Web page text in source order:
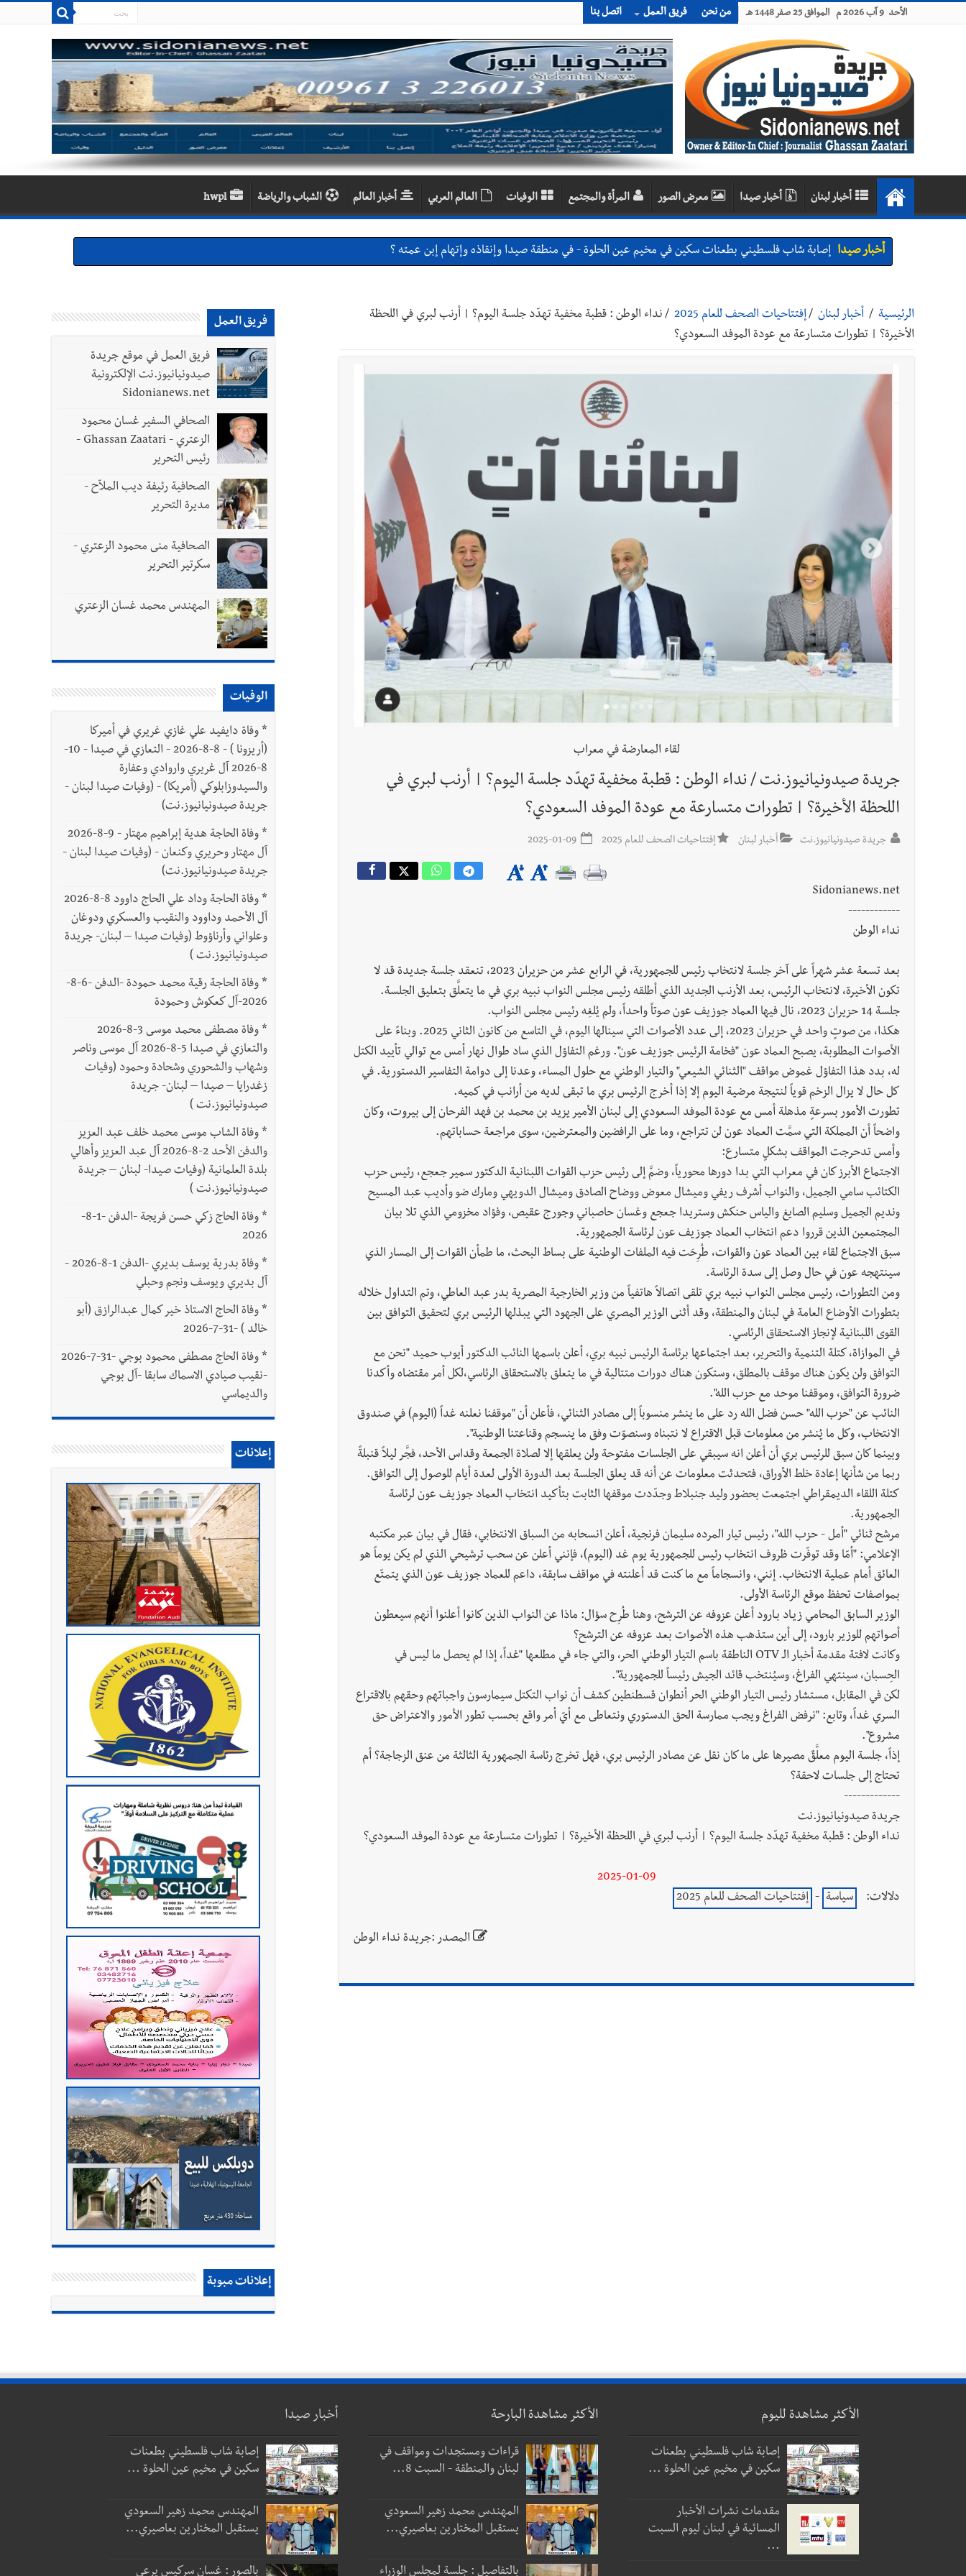
الأحد 9 آب 2026 م الموافق 25 صفر 1448 هـ من نحن فريق العمل اتصل بنا
أخبار لبنان أخبار صيدا معرض الصور المرأة والمجتمع الوفيات العالم العربي أخبار العالم الشباب والرياضة hwpl
أخبار صيدا إصابة شاب فلسطيني بطعنات سكين في مخيم عين الحلوة - في منطقة صيدا وإنقاذه وإتهام إبن عمته ؟
أخبار صيدا
المهندس محمد زهير السعودي يستقبل المختارين بعاصيري والبيلاني
أخبار لبنان مقدمات نشرات الأخبار المسائية في لبنان ليوم السبت 8-8-2026
أخبار لبنان
روابط القطاع العام : إضراب الاثنين احتجاجا على تقسيط المفعول الرجعي
خلفيات توقيف السفير الفلسطيني السابق أشرف دبور: تداخل السياسة بالقضاء ولبنان قد يسلّمه إلى السلطة
أخبار لبنان
حراك ديبلوماسي للتجديد لـ اليونيفيل .. مسؤول غربي يُحذّر من الفراغ !
الرئيسية / أخبار لبنان /إفتتاحيات الصحف للعام 2025 / نداء الوطن : قطبة مخفية تهدّد جلسة اليوم؟ | أرنب لبري في اللحظة
الأخيرة؟ | تطورات متسارعة مع عودة الموفد السعودي؟
لقاء المعارضة في معراب
جريدة صيدونيانيوز.نت / نداء الوطن : قطبة مخفية تهدّد جلسة اليوم؟ | أرنب لبري في
اللحظة الأخيرة؟ | تطورات متسارعة مع عودة الموفد السعودي؟
جريدة صيدونيانيوز.نت أخبار لبنان إفتتاحيات الصحف للعام 2025
Sidonianews.net
------------
نداء الوطن
بعد تسعة عشر شهراً على آخر جلسة لانتخاب رئيس للجمهورية، في الرابع عشر من حزيران 2023، تنعقد جلسة جديدة قد لا
تكون الأخيرة، لانتخاب الرئيس، بعد الأرنب الجديد الذي أطلقه رئيس مجلس النواب نبيه بري في ما يتعلَّق بتعليق الجلسة.
جلسة 14 حزيران 2023، نال فيها العماد جوزيف عون صوتاً واحداً، ولم يُلغِه رئيس مجلس النواب.
هكذا، من صوتٍ واحد في حزيران 2023، إلى عدد الأصوات التي سينالها اليوم، في التاسع من كانون الثاني 2025. وبناءً على
الأصوات المطلوبة، يصبح العماد عون "فخامة الرئيس جوزيف عون". ورغم التفاؤل الذي ساد طوال نهار أمس مع توالي تأييد الكتل
له، بدد هذا التفاؤل غموض مواقف "الثنائي الشيعي" والتيار الوطني مع حلول المساء، وعدنا إلى دوامة التفاسير الدستورية. في
كل حال لا يزال الزخم قوياً لنتيجة مرضية اليوم إلا إذا أخرج الرئيس بري ما تبقى لديه من أرانب في كميه.
تطورت الأمور بسرعةٍ مذهلة أمس مع عودة الموفد السعودي إلى لبنان الأمير يزيد بن محمد بن فهد الفرحان إلى بيروت، وكان
واضحاً أن المملكة التي سمَّت العماد عون لن تتراجع، وما على الرافضين والمعترضين، سوى مراجعة حساباتهم.
وأمس تدحرجت المواقف بشكلٍ متسارع:
الاجتماع الأبرز كان في معراب التي بدا دورها محورياً، وضمَّ إلى رئيس حزب القوات اللبنانية الدكتور سمير جعجع، رئيس حزب
الكتائب سامي الجميل، والنواب أشرف ريفي وميشال معوض ووضاح الصادق وميشال الدويهي ومارك ضو وأديب عبد المسيح
ونديم الجميل وسليم الصايغ والياس حنكش وستريدا جعجع وغسان حاصباني وجورج عقيص، وفؤاد مخزومي الذي تلا بيان
المجتمعين الذين قرروا دعم انتخاب العماد جوزيف عون لرئاسة الجمهورية.
سبق الاجتماع لقاء بين العماد عون والقوات، طُرِحَت فيه الملفات الوطنية على بساط البحث، ما طمأن القوات إلى المسار الذي
سينتهجه عون في حال وصل إلى سدة الرئاسة.
ومن التطورات، رئيس مجلس النواب نبيه بري تلقى اتصالاً هاتفياً من وزير الخارجية المصرية بدر عبد العاطي، وتم التداول خلاله
بتطورات الأوضاع العامة في لبنان والمنطقة، وقد أثنى الوزير المصري على الجهود التي يبذلها الرئيس بري لتحقيق التوافق بين
القوى اللبنانية لإنجاز الاستحقاق الرئاسي.
في الموازاة، كتلة التنمية والتحرير، بعد اجتماعها برئاسة الرئيس نبيه بري، أعلن باسمها النائب الدكتور أيوب حميد "نحن مع
التوافق ولن يكون هناك موقف بالمطلق، وستكون هناك دورات متتالية في ما يتعلق بالاستحقاق الرئاسي،لكل أمر مقتضاه وأكدنا
ضرورة التوافق، وموقفنا موحد مع حزب الله".
النائب عن "حزب الله" حسن فضل الله رد على ما ينشر منسوباً إلى مصادر الثنائي، فأعلن أن "موقفنا نعلنه غداً (اليوم) في صندوق
الانتخاب، وكل ما يُنشر من معلومات قبل الاقتراع لا نتبناه وسنصوّت وفق ما ينسجم وقناعتنا الوطنية".
وبينما كان سبق للرئيس بري أن أعلن انه سيبقي على الجلسات مفتوحة ولن يعلقها إلا لصلاة الجمعة وقداس الأحد، فجَّر ليلاً قنبلةً
ربما من شأنها إعادة خلط الأوراق، فتحدثت معلومات عن أنه قد يعلق الجلسة بعد الدورة الأولى لعدة أيام للوصول إلى التوافق.
كتلة اللقاء الديمقراطي اجتمعت بحضور وليد جنبلاط وجدّدت موقفها الثابت بتأكيد انتخاب العماد جوزيف عون لرئاسة
الجمهورية.
مرشح ثنائي "أمل - حزب الله"، رئيس تيار المرده سليمان فرنجية، أعلن انسحابه من السباق الانتخابي، فقال في بيان عبر مكتبه
الإعلامي: "أمّا وقد توفّرت ظروف انتخاب رئيس للجمهورية يوم غد (اليوم)، فإنني أعلن عن سحب ترشيحي الذي لم يكن يوماً هو
العائق أمام عملية الانتخاب. إنني، وانسجاماً مع ما كنت قد أعلنته في مواقف سابقة، داعم للعماد جوزيف عون الذي يتمتّع
بمواصفات تحفظ موقع الرئاسة الأولى.
الوزير السابق المحامي زيـاد بـارود أعلن عزوفه عن الترشح، وهنا طُرِح سؤال: ماذا عن النواب الذين كانوا أعلنوا أنهم سيعطون
أصواتهم للوزير بارود، إلى أين ستذهب هذه الأصوات بعد عزوفه عن الترشح؟
وكانت لافتة مقدمة أخبار الـ OTV الناطقة باسم التيار الوطني الحر، والتي جاء في مطلعها "غداً، إذا لم يحصل ما ليس في
الحِسبان، سينتهي الفراغ، وسيُنتخب قائد الجيش رئيساً للجمهورية".
لكن في المقابل، مستشار رئيس التيار الوطني الحر أنطوان قسطنطين كشف أن نواب التكتل سيمارسون واجباتهم وحقهم بالاقتراع
السري غداً، وتابع: "نرفض الفراغ ويجب ممارسة الحق الدستوري ونتعاطى مع أيّ أمر واقع بحسب تطور الأمور والاعتراض حق
مشروع".
إذاً، جلسة اليوم معلَّقٌ مصيرها على ما كان نقل عن مصادر الرئيس بري، فهل تخرج رئاسة الجمهورية الثالثة من عنق الزجاجة؟ أم
تحتاج إلى جلسات لاحقة؟
-------------
جريدة صيدونيانيوز.نت
نداء الوطن : قطبة مخفية تهدّد جلسة اليوم؟ | أرنب لبري في اللحظة الأخيرة؟ | تطورات متسارعة مع عودة الموفد السعودي؟
2025-01-09
دلالات:
سياسة - إفتتاحيات الصحف للعام 2025
المصدر :جريدة نداء الوطن
فريق العمل
فريق العمل في موقع جريدة
صيدونيانيوز.نت الإلكترونية
Sidonianews.net
الصحافي السفير غسان محمود
الزعتري - Ghassan Zaatari -
رئيس التحرير
الصحافية رئيفة ديب الملاّح -
مديرة التحرير
الصحافية منى محمود الزعتري -
سكرتير التحرير
المهندس محمد غسان الزعتري
الوفيات
* وفاة دايفيد علي غازي غريري في أميركا
(أريزونا ) - 8-8-2026 - التعازي في صيدا - 10-
8-2026 آل غريري واروادي وعفارة
والسيدوزابلوكي (أمريكا) - (وفيات صيدا لبنان -
جريدة صيدونيانيوز.نت)
*
وفاة الحاجة هدية إبراهيم مهتار - 9-8-2026
آل مهتار وحريري وكنعان - (وفيات صيدا لبنان -
جريدة صيدونيانيوز.نت)
*
وفاة الحاجة وداد علي الحاج داوود 8-8-2026
آل الأحمد وداوود والنقيب والعسكري ودوغان
وعلواني وأرناؤوط (وفيات صيدا – لبنان- جريدة
صيدونيانيوز.نت )
*
وفاة الحاجة رقية محمد حمودة -الدفن -6-8-
2026-آل كعكوش وحمودة
*
وفاة مصطفى محمد موسى 3-8-2026
والتعازي في صيدا 5-8-2026 آل موسى وناصر
وشهاب والشحوري وشحادة وحمود (وفيات
زغدرايا – صيدا – لبنان- جريدة
صيدونيانيوز.نت )
* وفاة الشاب موسى محمد خلف عبد العزيز
والدفن الأحد 2-8-2026 آل عبد العزيز وأهالي
بلدة العلمانية (وفيات صيدا- لبنان – جريدة
صيدونيانيوز.نت )
*
وفاة الحاج زكي حسن فريجة -الدفن -1-8-
2026
*
وفاة بدرية يوسف بديري -الدفن 1-8-2026 -
آل بديري ويوسف ونجم وحبلي
* وفاة الحاج الاستاذ خير كمال عبدالرازق (أبو
خالد ) -31-7-2026
*
وفاة الحاج مصطفى محمود بوجي -31-7-2026
-نقيب صيادي الاسماك سابقا -آل بوجي
والديماسي
إعلانات
إعلانات مبوبة
الأكثر مشاهدة لليوم
إصابة شاب فلسطيني بطعنات
سكين في مخيم عين الحلوة ...
مقدمات نشرات الأخبار
المسائية في لبنان ليوم السبت
...
الأكثر مشاهدة البارحة
قراءات ومستجدات ومواقف في
لبنان والمنطقة - السبت 8...
المهندس محمد زهير السعودي
يستقبل المختارين بعاصيري...
بالتفاصيل : جلسة لمجلس الوزراء
أخبار صيدا
إصابة شاب فلسطيني بطعنات
سكين في مخيم عين الحلوة ...
المهندس محمد زهير السعودي
يستقبل المختارين بعاصيري...
بالصور : غسان سركيس يرعى